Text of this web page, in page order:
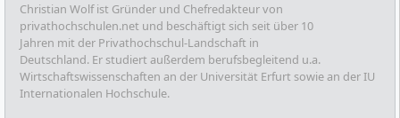
Christian Wolf ist Gründer und Chefredakteur von
privathochschulen.net und beschäftigt sich seit über 10
Jahren mit der Privathochschul-Landschaft in
Deutschland. Er studiert außerdem berufsbegleitend u.a.
Wirtschaftswissenschaften an der Universität Erfurt sowie an der IU
Internationalen Hochschule.